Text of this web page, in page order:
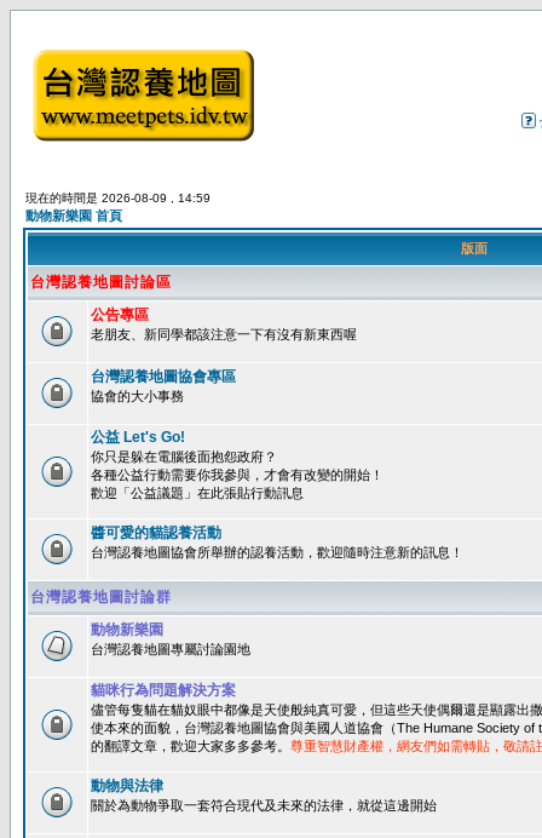
現在的時間是 2026-08-09 , 14:59
動物新樂園 首頁
版面
台灣認養地圖討論區
公告專區
老朋友、新同學都該注意一下有沒有新東西喔
台灣認養地圖協會專區
協會的大小事務
公益 Let's Go!
你只是躲在電腦後面抱怨政府？
各種公益行動需要你我參與，才會有改變的開始！
歡迎「公益議題」在此張貼行動訊息
醬可愛的貓認養活動
台灣認養地圖協會所舉辦的認養活動，歡迎隨時注意新的訊息！
台灣認養地圖討論群
動物新樂園
台灣認養地圖專屬討論園地
貓咪行為問題解決方案
儘管每隻貓在貓奴眼中都像是天使般純真可愛，但這些天使偶爾還是顯露出
使本來的面貌，台灣認養地圖協會與美國人道協會（The Humane Society
的翻譯文章，歡迎大家多多參考。 尊重智慧財產權，網友們如需轉貼，敬請
動物與法律
關於為動物爭取一套符合現代及未來的法律，就從這邊開始